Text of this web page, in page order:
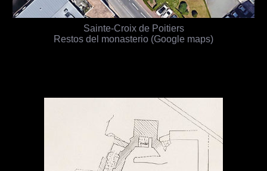
Sainte-Croix de Poitiers
Restos del monasterio (Google maps)